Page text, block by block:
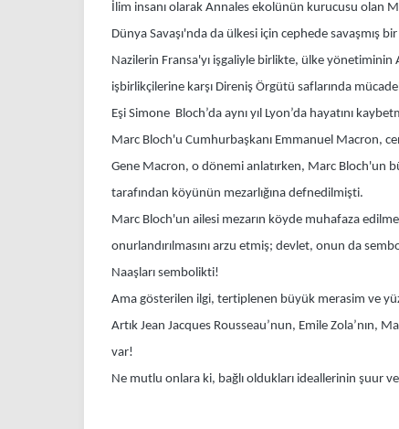
İlim insanı olarak Annales ekolünün kurucusu olan
Dünya Savaşı'nda da ülkesi için cephede savaşmış
Nazilerin Fransa'yı işgaliyle birlikte, ülke yönetiminin
işbirlikçilerine karşı Direniş Örgütü saflarında
Eşi Simone Bloch’da aynı yıl Lyon’da hayatını
Marc Bloch'u Cumhurbaşkanı Emmanuel Macron,
Gene Macron, o dönemi anlatırken, Marc Bloch'un
tarafından köyünün mezarlığına defnedilmişti.
Marc Bloch'un ailesi mezarın köyde muhafaza
onurlandırılmasını arzu etmiş; devlet, onun da
Naaşları sembolikti!
Ama gösterilen ilgi, tertiplenen büyük merasim ve
Artık Jean Jacques Rousseau’nun, Emile Zola’nın,
var!
Ne mutlu onlara ki, bağlı oldukları ideallerinin şuur